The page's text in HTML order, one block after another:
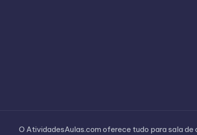
O AtividadesAulas.com oferece tudo para sala